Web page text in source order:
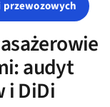
przewozowych
audyt
i DiDi